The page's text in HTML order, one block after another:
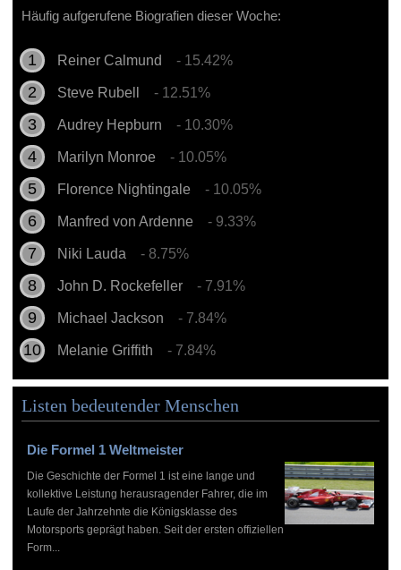
Häufig aufgerufene Biografien dieser Woche:
Reiner Calmund - 15.42%
Steve Rubell - 12.51%
Audrey Hepburn - 10.30%
Marilyn Monroe - 10.05%
Florence Nightingale - 10.05%
Manfred von Ardenne - 9.33%
Niki Lauda - 8.75%
John D. Rockefeller - 7.91%
Michael Jackson - 7.84%
Melanie Griffith - 7.84%
Listen bedeutender Menschen
Die Formel 1 Weltmeister
Die Geschichte der Formel 1 ist eine lange und
kollektive Leistung herausragender Fahrer, die im
Laufe der Jahrzehnte die Königsklasse des
Motorsports geprägt haben. Seit der ersten offiziellen
Form...